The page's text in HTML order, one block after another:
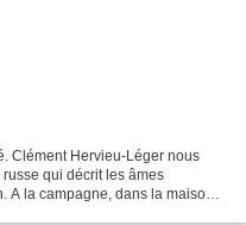
Clément Hervieu-Léger nous
qui décrit les âmes
A la campagne, dans la maison d